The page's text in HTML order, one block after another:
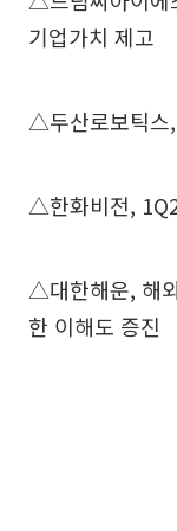
기업가치 제고
△두산로보틱스
△한화비전,
△대한해운, 해
한 이해도 증진